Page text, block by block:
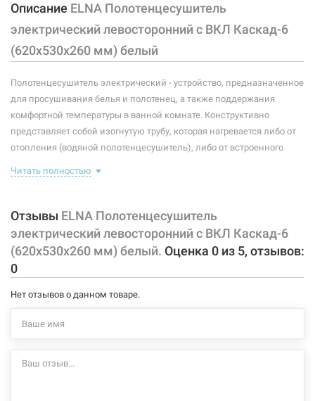
Глубина:
Высота: 620 мм
Мощность: 120 Вт
Тип крепления: стационарный
Тип подключения: левосторонний
Материал корпуса:
Описание ELNA Полотенцесушитель
электрический левосторонний с ВКЛ Каскад-6
(620х530х260 мм) белый
Полотенцесушитель электрический - устройство, предназначенное
для просушивания белья и полотенец, а также поддержания
комфортной температуры в ванной комнате. Конструктивно
представляет собой изогнутую трубу, которая нагревается либо от
отопления (водяной полотенцесушитель), либо от встроенного
правильно подобранный полотенцесушитель станет
Характеристики и конфигурация изделия, а также комплектация
товара могут изменяться производителем без уведомления. За
внесенные производителем изменения, магазин ответственности
не несет.
Читать полностью
Отзывы ELNA Полотенцесушитель
электрический левосторонний с ВКЛ Каскад-6
(620х530х260 мм) белый. Оценка 0 из 5, отзывов:
0
Нет отзывов о данном товаре.